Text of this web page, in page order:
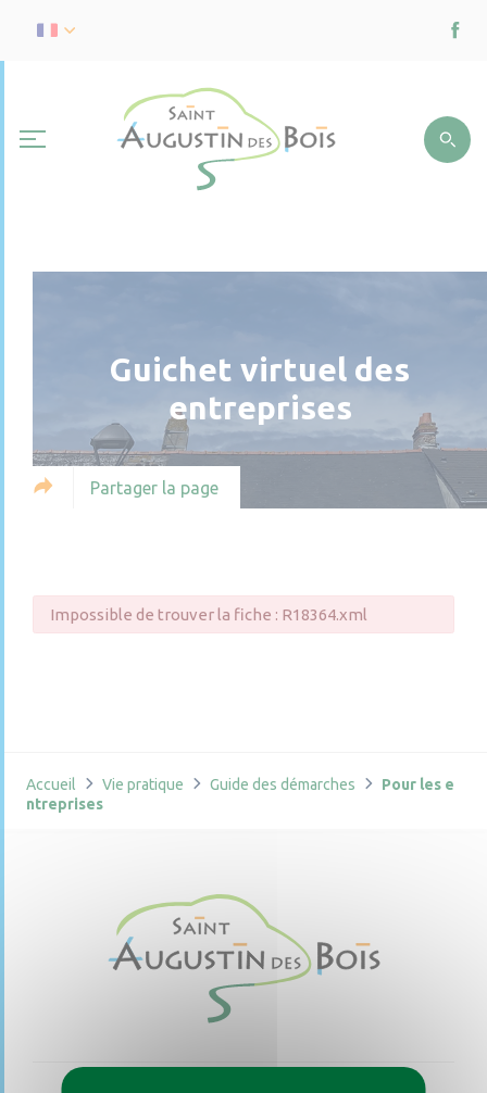
Guichet virtuel des
entreprises
Partager la page
Impossible de trouver la fiche : R18364.xml
Accueil Vie pratique Guide des démarches
Pour les e
ntreprises